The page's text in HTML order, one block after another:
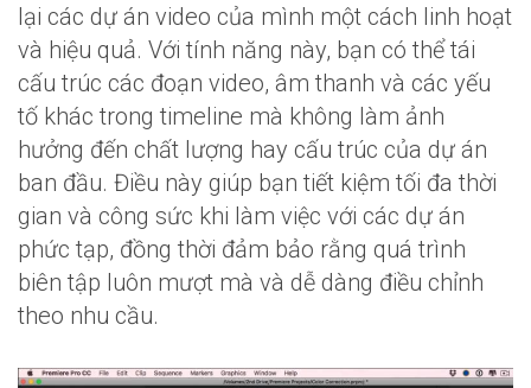
lại các dự án video của mình một cách linh hoạt
và hiệu quả. Với tính năng này, bạn có thể tái
cấu trúc các đoạn video, âm thanh và các yếu
tố khác trong timeline mà không làm ảnh
hưởng đến chất lượng hay cấu trúc của dự án
ban đầu. Điều này giúp bạn tiết kiệm tối đa thời
gian và công sức khi làm việc với các dự án
phức tạp, đồng thời đảm bảo rằng quá trình
biên tập luôn mượt mà và dễ dàng điều chỉnh
theo nhu cầu.